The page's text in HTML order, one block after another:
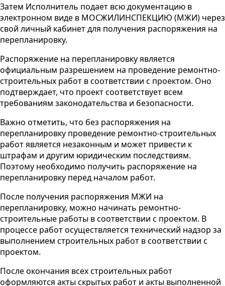
Затем Исполнитель подает всю документацию в
электронном виде в МОСЖИЛИНСПЕКЦИЮ (МЖИ) через
свой личный кабинет для получения распоряжения на
перепланировку.
Распоряжение на перепланировку является
официальным разрешением на проведение ремонтно-
строительных работ в соответствии с проектом. Оно
подтверждает, что проект соответствует всем
требованиям законодательства и безопасности.
Важно отметить, что без распоряжения на
перепланировку проведение ремонтно-строительных
работ является незаконным и может привести к
штрафам и другим юридическим последствиям.
Поэтому необходимо получить распоряжение на
перепланировку перед началом работ.
После получения распоряжения МЖИ на
перепланировку, можно начинать ремонтно-
строительные работы в соответствии с проектом. В
процессе работ осуществляется технический надзор за
выполнением строительных работ в соответствии с
проектом.
После окончания всех строительных работ
оформляются акты скрытых работ и акты выполненной